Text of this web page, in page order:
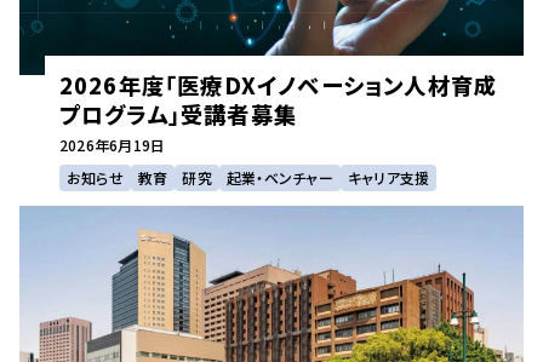
2026年度「医療DXイノベーション人材育成
プログラム」受講者募集
2026年6月19日
お知らせ
教育 研究 起業・ベンチャー キャリア支援